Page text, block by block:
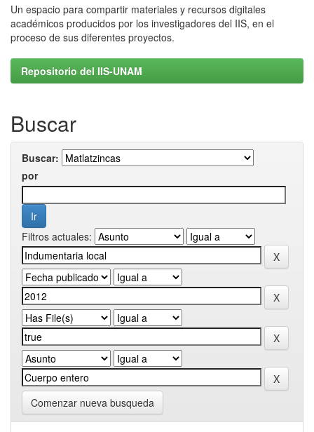
Un espacio para compartir materiales y recursos digitales
académicos producidos por los investigadores del IIS, en el
proceso de sus diferentes proyectos.
Repositorio del IIS-UNAM
Buscar
Buscar:
por
Filtros actuales:
Comenzar nueva busqueda